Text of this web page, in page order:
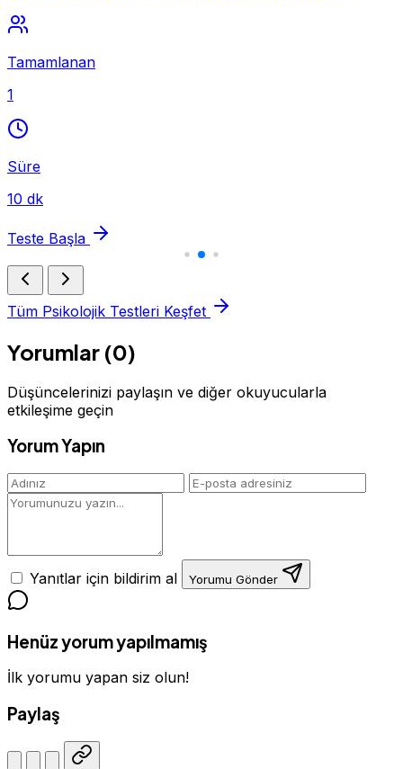
Tamamlanan
1
Süre
10 dk
Teste Başla
Tüm Psikolojik Testleri Keşfet
Yorumlar (0)
Düşüncelerinizi paylaşın ve diğer okuyucularla
etkileşime geçin
Yorum Yapın
Yanıtlar için bildirim al Yorumu Gönder
Henüz yorum yapılmamış
İlk yorumu yapan siz olun!
Paylaş